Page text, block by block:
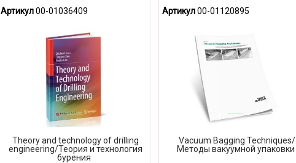
Артикул00-01036409
Theory and technology of drilling
engineering/Теория и технология
бурения
Артикул00-01120895
Vacuum Bagging Techniques/
Методы вакуумной упаковки